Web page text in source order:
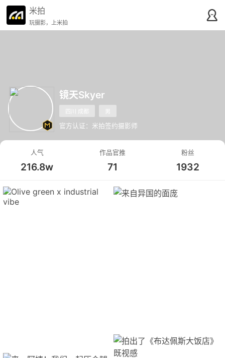
米拍
玩摄影，上米拍
镜天Skyer
四川 成都 男
官方认证：米拍签约摄影师
人气
216.8w
作品官推
71
粉丝
1932